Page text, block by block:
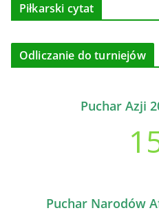
Piłkarski cytat
Odliczanie do turniejów
Puchar Azji
Puchar Narodów